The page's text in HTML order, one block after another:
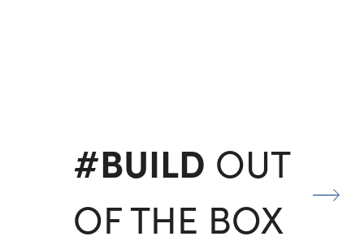
#BUILD OUT
OF THE BOX